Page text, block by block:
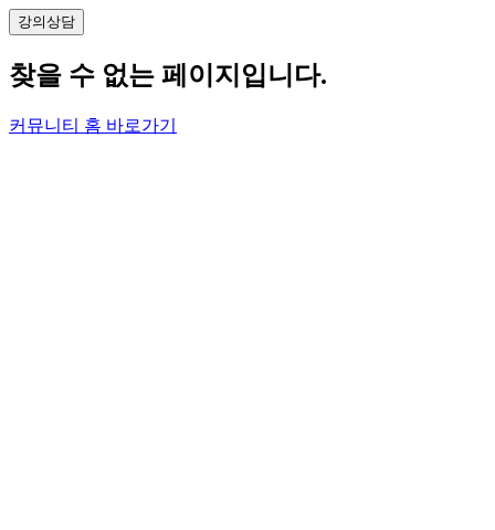
강의상담
찾을 수 없는 페이지입니다.
커뮤니티 홈 바로가기